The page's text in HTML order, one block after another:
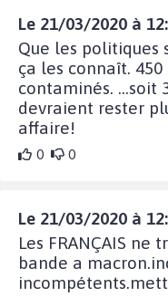
Le 21/03/2020 à
Que les politiques
ça les connaît.
contaminés. ...soit
devraient rester
affaire!
0 0
Le 21/03/2020 à
Les FRANÇAIS
bande a